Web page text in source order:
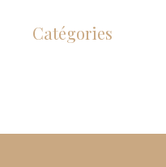
Catégories